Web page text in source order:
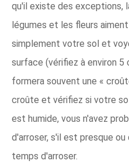
qu'il existe des exceptions,
légumes et les fleurs
simplement votre sol et
surface (vérifiez à environ 5
formera souvent une «
croûte et vérifiez si votre
est humide, vous n'avez
d'arroser, s'il est presque
temps d'arroser.